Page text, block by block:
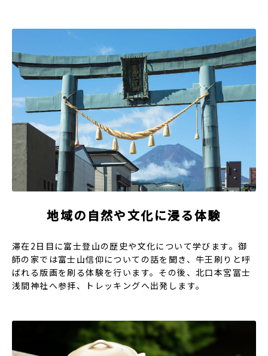
地域の自然や文化に浸る体験
滞在2日目に富士登山の歴史や文化について学びます。御
師の家では富士山信仰についての話を聞き、牛王刷りと呼
ばれる版画を刷る体験を行います。その後、北口本宮冨士
浅間神社へ参拝、トレッキングへ出発します。